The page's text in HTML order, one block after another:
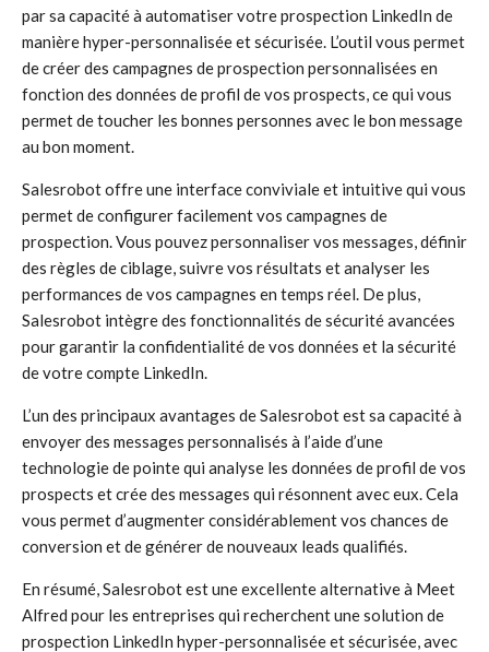
par sa capacité à automatiser votre prospection LinkedIn de
manière hyper-personnalisée et sécurisée. L’outil vous permet
de créer des campagnes de prospection personnalisées en
fonction des données de profil de vos prospects, ce qui vous
permet de toucher les bonnes personnes avec le bon message
au bon moment.
Salesrobot offre une interface conviviale et intuitive qui vous
permet de configurer facilement vos campagnes de
prospection. Vous pouvez personnaliser vos messages, définir
des règles de ciblage, suivre vos résultats et analyser les
performances de vos campagnes en temps réel. De plus,
Salesrobot intègre des fonctionnalités de sécurité avancées
pour garantir la confidentialité de vos données et la sécurité
de votre compte LinkedIn.
L’un des principaux avantages de Salesrobot est sa capacité à
envoyer des messages personnalisés à l’aide d’une
technologie de pointe qui analyse les données de profil de vos
prospects et crée des messages qui résonnent avec eux. Cela
vous permet d’augmenter considérablement vos chances de
conversion et de générer de nouveaux leads qualifiés.
En résumé, Salesrobot est une excellente alternative à Meet
Alfred pour les entreprises qui recherchent une solution de
prospection LinkedIn hyper-personnalisée et sécurisée, avec